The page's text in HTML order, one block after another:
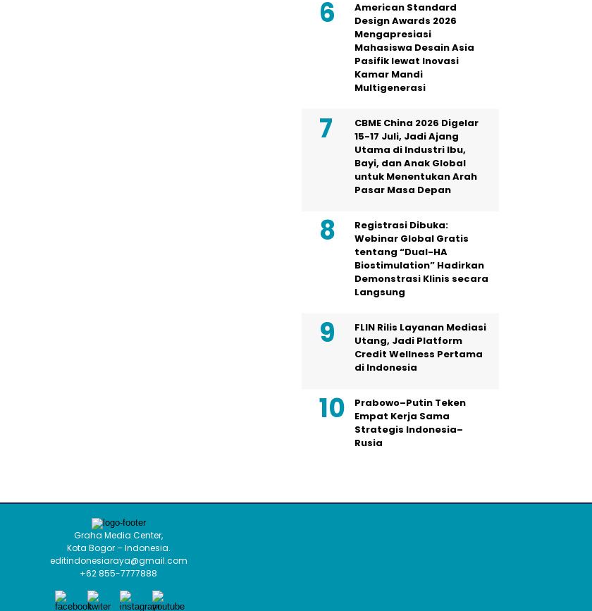
American Standard
Design Awards 2026
Mengapresiasi
Mahasiswa Desain Asia
Pasifik lewat Inovasi
Kamar Mandi
Multigenerasi
CBME China 2026 Digelar
15-17 Juli, Jadi Ajang
Utama di Industri Ibu,
Bayi, dan Anak Global
untuk Menentukan Arah
Pasar Masa Depan
Registrasi Dibuka:
Webinar Global Gratis
tentang “Dual-HA
Biostimulation” Hadirkan
Demonstrasi Klinis secara
Langsung
FLIN Rilis Layanan Mediasi
Utang, Jadi Platform
Credit Wellness Pertama
di Indonesia
Prabowo–Putin Teken
Empat Kerja Sama
Strategis Indonesia–
Rusia
Graha Media Center,
Kota Bogor – Indonesia.
editindonesiaraya@gmail.com
+62 855-7777888